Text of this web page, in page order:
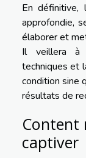
En définitive,
approfondie,
élaborer et
Il veillera à
techniques et
condition sine
résultats de
Content
captiver